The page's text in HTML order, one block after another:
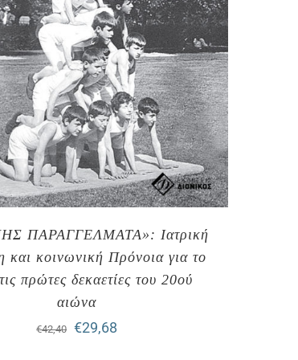
ΠΑΡΑΓΓΕΛΜΑΤΑ»: Ιατρική
και κοινωνική Πρόνοια για το
πρώτες δεκαετίες του 20ού
αιώνα
€42,40 Original
€29,68